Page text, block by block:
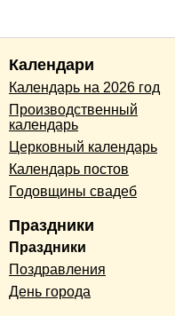
Календари
Календарь на 2026 год
Производственный
календарь
Церковный календарь
Календарь постов
Годовщины свадеб
Праздники
Праздники
Поздравления
День города